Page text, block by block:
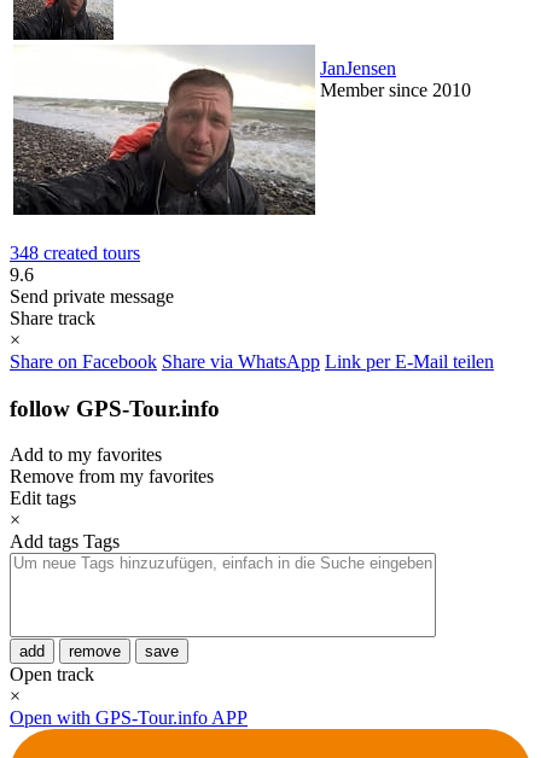
JanJensen
Member since 2010
348 created tours
9.6
Send private message
Share track
×
Share on Facebook Share via WhatsApp Link per E-Mail teilen
follow GPS-Tour.info
Add to my favorites
Remove from my favorites
Edit tags
×
Add tags Tags
add remove save
Open track
×
Open with GPS-Tour.info APP